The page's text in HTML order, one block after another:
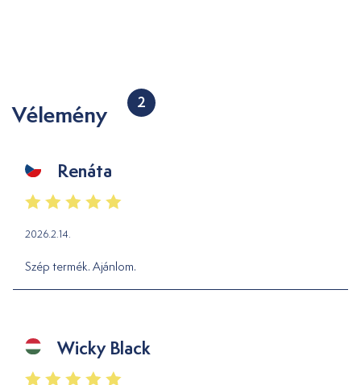
Vélemény 2
Renáta
2026.2.14.
Szép termék. Ajánlom.
Wicky Black